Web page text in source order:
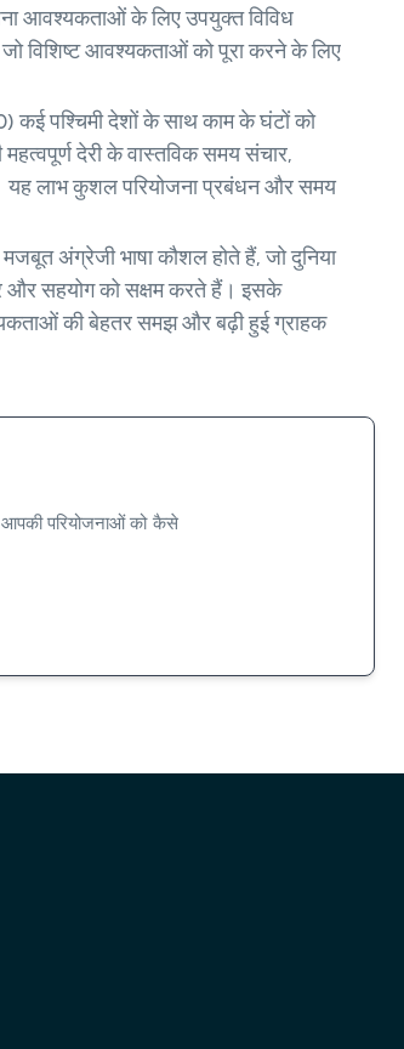
आवश्यकताओं के लिए उपयुक्त विविध
विशिष्ट आवश्यकताओं को पूरा करने के लिए
कई पश्चिमी देशों के साथ काम के घंटों को
देरी के वास्तविक समय संचार,
यह लाभ कुशल परियोजना प्रबंधन और समय
अंग्रेजी भाषा कौशल होते हैं, जो दुनिया
और सहयोग को सक्षम करते हैं। इसके
की बेहतर समझ और बढ़ी हुई ग्राहक
आपकी परियोजनाओं को कैसे